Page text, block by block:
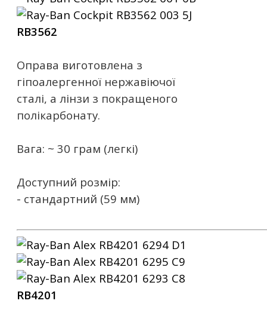
RB3562
Оправа виготовлена ​​з
гіпоалергенної нержавіючої
сталі, а лінзи з покращеного
полікарбонату.
Вага: ~ 30 грам (легкі)
Доступний розмір:
- стандартний (59 мм)
RB4201